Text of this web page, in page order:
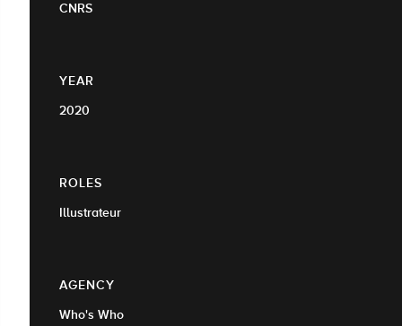
CNRS
YEAR
2020
ROLES
Illustrateur
AGENCY
Who's Who